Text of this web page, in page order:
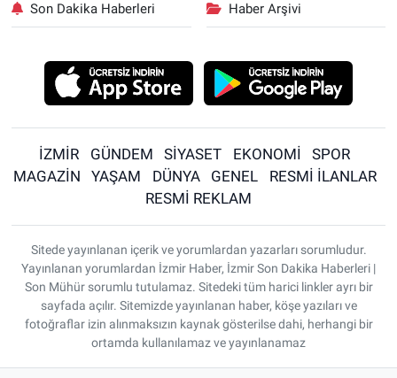
Son Dakika Haberleri Haber Arşivi
İZMİR GÜNDEM SİYASET EKONOMİ
SPOR
MAGAZİN
YAŞAM DÜNYA GENEL
RESMİ İLANLAR
RESMİ REKLAM
Sitede yayınlanan içerik ve yorumlardan yazarları sorumludur.
Yayınlanan yorumlardan İzmir Haber, İzmir Son Dakika Haberleri |
Son Mühür sorumlu tutulamaz. Sitedeki tüm harici linkler ayrı bir
sayfada açılır. Sitemizde yayınlanan haber, köşe yazıları ve
fotoğraflar izin alınmaksızın kaynak gösterilse dahi, herhangi bir
ortamda kullanılamaz ve yayınlanamaz